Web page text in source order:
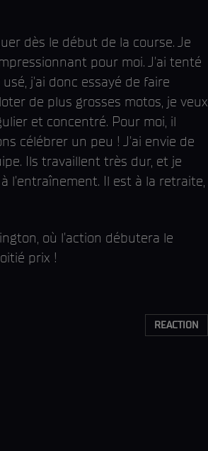
dès le début de la course. Je
pour moi. J'ai tenté
j'ai donc essayé de faire
de plus grosses motos, je veux
et concentré. Pour moi, il
célébrer un peu ! J'ai envie de
Ils travaillent très dur, et je
l'entraînement. Il est à la retraite,
où l'action débutera le
prix !
REACTION